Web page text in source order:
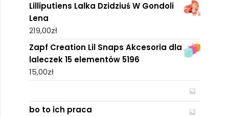
Lilliputiens Lalka Dzidziuś W Gondoli
Lena
219,00zł
Zapf Creation Lil Snaps Akcesoria dla
laleczek 15 elementów 5196
15,00zł
bo to ich praca